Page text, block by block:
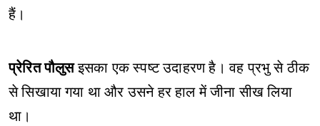
हैं।
प्रेरित पौलुसइसका एक स्पष्ट उदाहरण है। वह प्रभु से ठीक
से सिखाया गया था और उसने हर हाल में जीना सीख लिया
था।